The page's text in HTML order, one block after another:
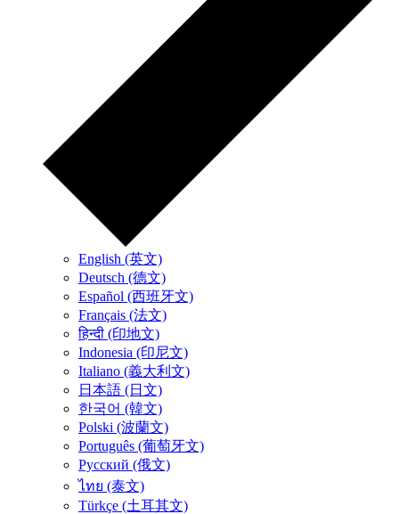
English (英文)
Deutsch (德文)
Español (西班牙文)
Français (法文)
हिन्दी (印地文)
Indonesia (印尼文)
Italiano (義大利文)
日本語 (日文)
한국어 (韓文)
Polski (波蘭文)
Português (葡萄牙文)
Русский (俄文)
ไทย (泰文)
Türkçe (土耳其文)